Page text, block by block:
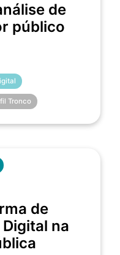
de
público
Tronco
de
na